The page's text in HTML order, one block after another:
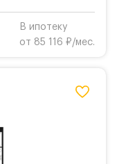
В ипотеку
от 85 116 ₽/мес.